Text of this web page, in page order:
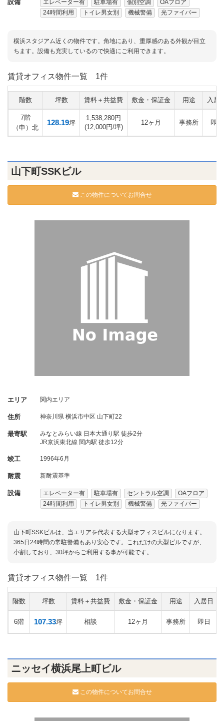
設備 エレベーター有 駐車場有 個別空調
OAフロア
24時間利用
トイレ男女別 機械警備 光ファイバー
横浜スタジアム近くの物件です。角地にあり、重厚感のある外観が目立
ちます。設備も充実しているので快適にご利用できます。
賃貸オフィス物件一覧 1件
階数 坪数 賃料＋共益費 敷金・保証金 用途 入居
7階
（申）北
128.19坪
1,538,280円
(12,000円/坪)
12ヶ月 事務所 即日
山下町SSKビル
この物件についてお問合せ
エリア 関内エリア
住所 神奈川県 横浜市中区 山下町22
最寄駅
みなとみらい線 日本大通り駅 徒歩2分
JR京浜東北線 関内駅 徒歩12分
竣工 1996年6月
耐震 新耐震基準
設備 エレベーター有 駐車場有 セントラル空調
OAフロア
24時間利用
トイレ男女別 機械警備 光ファイバー
山下町SSKビルは、当エリアを代表する大型オフィスビルになります。
365日24時間の常駐警備もあり安心です。これだけの大型ビルですが、
小割しており、30坪からご利用する事が可能です。
賃貸オフィス物件一覧 1件
階数 坪数 賃料＋共益費 敷金・保証金 用途 入居日
6階 107.33坪 相談 12ヶ月 事務所 即日
ニッセイ横浜尾上町ビル
この物件についてお問合せ